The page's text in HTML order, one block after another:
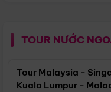
TOUR NƯỚC
Tour Malaysia -
Kuala Lumpur -